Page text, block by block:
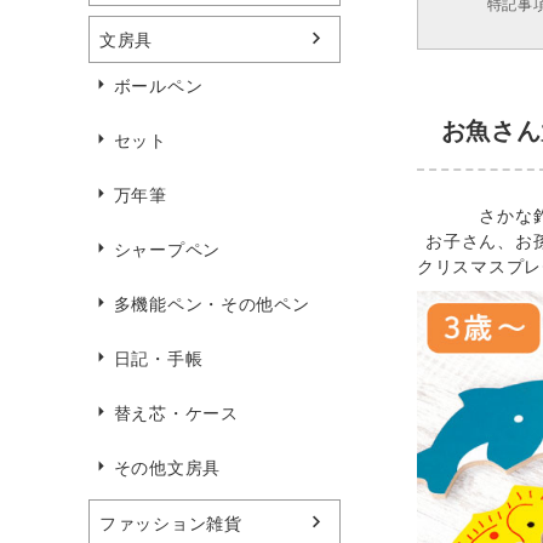
文房具
ボールペン
セット
万年筆
シャープペン
多機能ペン・その他ペン
日記・手帳
替え芯・ケース
その他文房具
ファッション雑貨
特記事
お魚さ
さかな
お子さん、お
クリスマスプ